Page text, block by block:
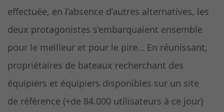
effectuée, en l’absence d’autres alternatives, les
deux protagonistes s’embarquaient ensemble
pour le meilleur et pour le pire… En réunissant,
propriétaires de bateaux recherchant des
équipiers et équipiers disponibles sur un site
de référence (+de 84.000 utilisateurs à ce jour)